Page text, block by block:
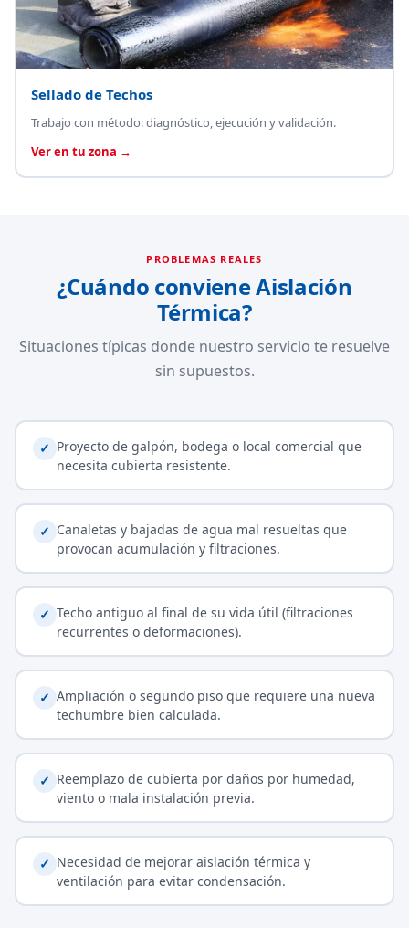
Sellado de Techos
Trabajo con método: diagnóstico, ejecución y validación.
Ver en tu zona →
PROBLEMAS REALES
¿Cuándo conviene Aislación
Térmica?
Situaciones típicas donde nuestro servicio te resuelve
sin supuestos.
✓ Proyecto de galpón, bodega o local comercial que
necesita cubierta resistente.
✓ Canaletas y bajadas de agua mal resueltas que
provocan acumulación y filtraciones.
✓ Techo antiguo al final de su vida útil (filtraciones
recurrentes o deformaciones).
✓ Ampliación o segundo piso que requiere una nueva
techumbre bien calculada.
✓ Reemplazo de cubierta por daños por humedad,
viento o mala instalación previa.
✓ Necesidad de mejorar aislación térmica y
ventilación para evitar condensación.